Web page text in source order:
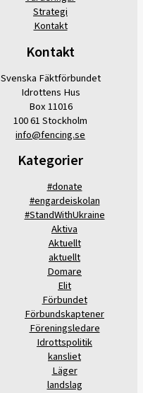
Strategi
Kontakt
Kontakt
Svenska Fäktförbundet
Idrottens Hus
Box 11016
100 61 Stockholm
info@fencing.se
Kategorier
#donate
#engardeiskolan
#StandWithUkraine
Aktiva
Aktuellt
aktuellt
Domare
Elit
Förbundet
Förbundskaptener
Föreningsledare
Idrottspolitik
kansliet
Läger
landslag